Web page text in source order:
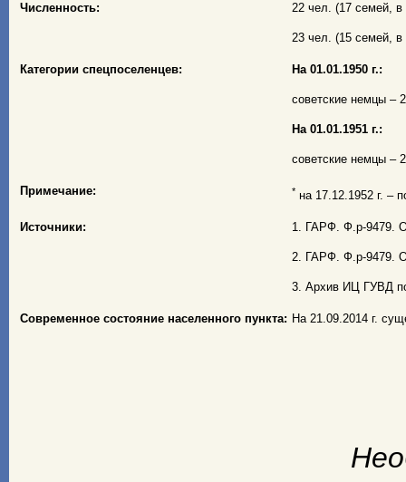
Численность: 22 чел. (17 семей,
23 чел. (15 семей,
Категории спецпоселенцев: На 01.01.1950 г.:
советские немцы –
На 01.01.1951 г.:
советские немцы –
Примечание: * на 17.12.1952 г. –
Источники: 1. ГАРФ. Ф.р-9479.
2. ГАРФ. Ф.р-9479.
3. Архив ИЦ ГУВД
Современное состояние населенного пункта: На 21.09.2014 г.